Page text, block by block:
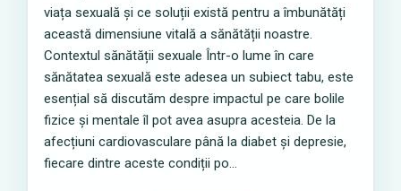
viața sexuală și ce soluții există pentru a îmbunătăți
această dimensiune vitală a sănătății noastre.
Contextul sănătății sexuale Într-o lume în care
sănătatea sexuală este adesea un subiect tabu, este
esențial să discutăm despre impactul pe care bolile
fizice și mentale îl pot avea asupra acesteia. De la
afecțiuni cardiovasculare până la diabet și depresie,
fiecare dintre aceste condiții po...